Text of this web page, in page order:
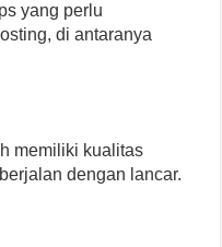
yang perlu
di antaranya
memiliki kualitas
dengan lancar.